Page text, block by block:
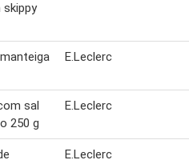
skippy
E.Leclerc
sal
250 g
E.Leclerc
E.Leclerc